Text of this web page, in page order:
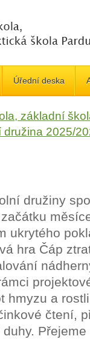
Úřední deska
základní
družina 2025/
družiny
ukrytého
hra Čáp
hmyzu a
čtení,